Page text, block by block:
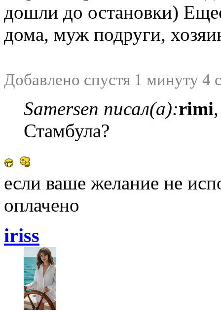
дошли до остановки)
дома, муж подруги,
Добавлено спустя 1 минуту 4
Samersen писал(а):rimi
Стамбула?
если ваше желание не
оплачено
iriss